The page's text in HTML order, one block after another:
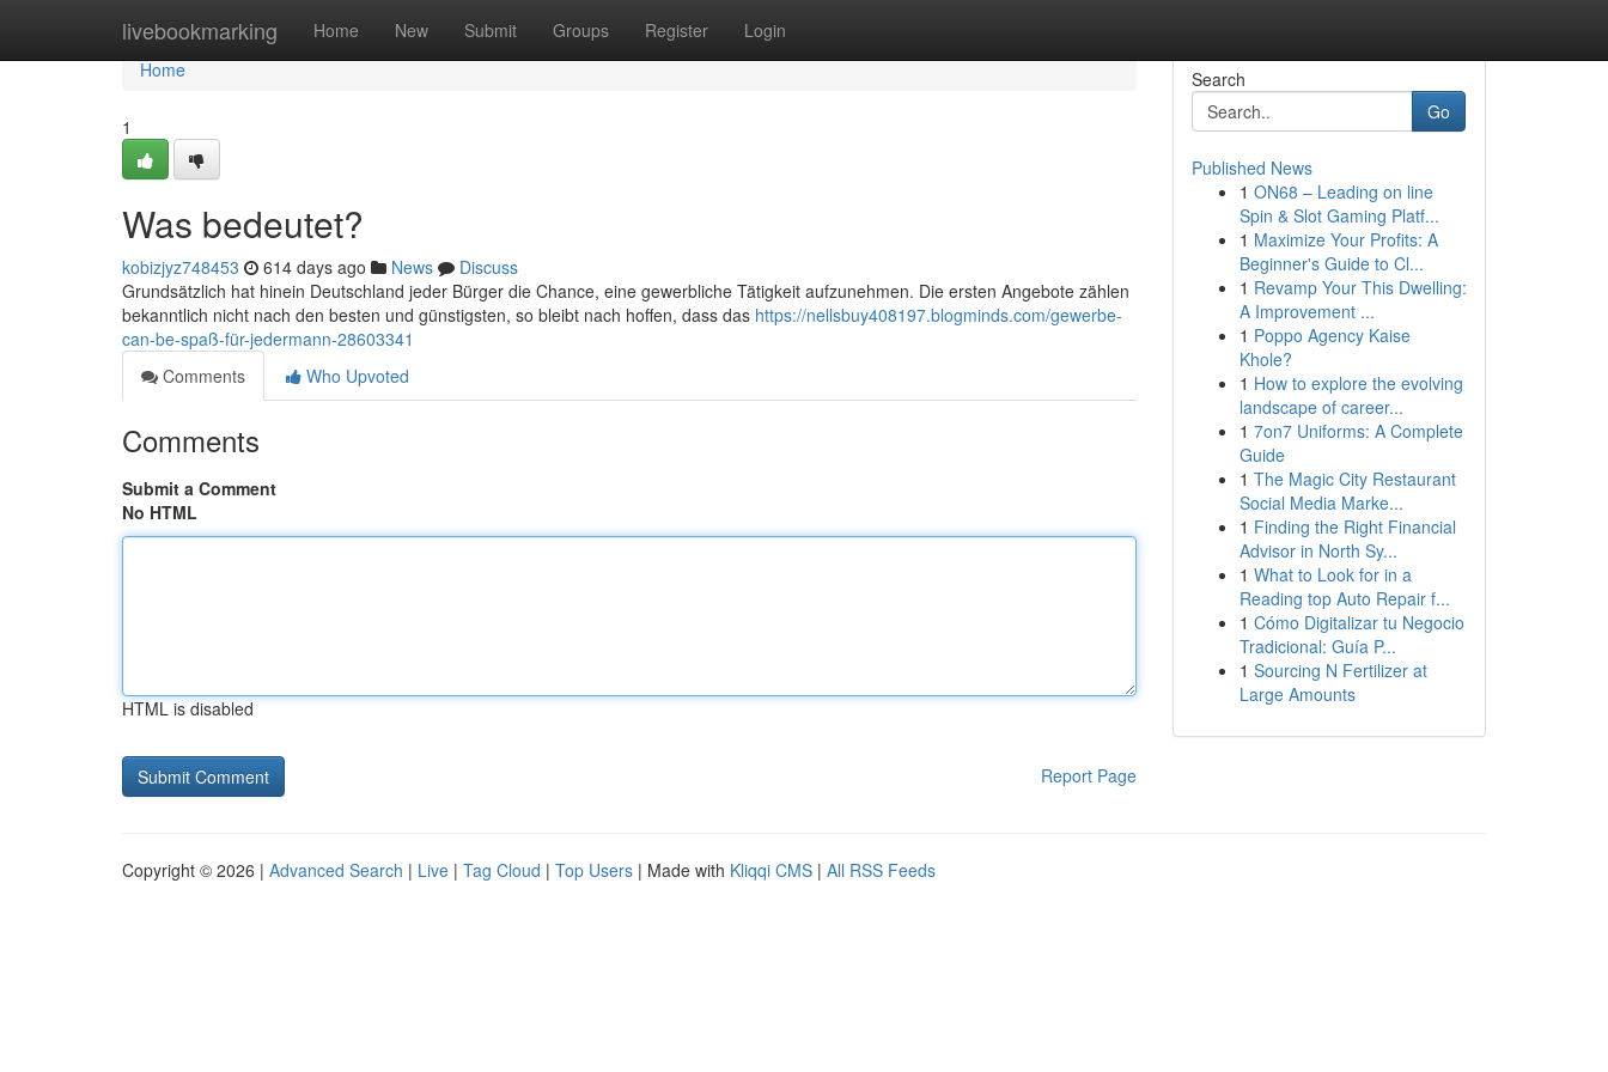
livebookmarking Home New Submit Groups Register Login
Home
Home
1
Was bedeutet?
kobizjyz748453 614 days ago News
Discuss
Grundsätzlich hat hinein Deutschland jeder Bürger die Chance, eine gewerbliche Tätigkeit aufzunehmen. Die ersten Angebote zählen
bekanntlich nicht nach den besten und günstigsten, so bleibt nach hoffen, dass das https://nellsbuy408197.blogminds.com/gewerbe-
can-be-spaß-für-jedermann-28603341
Comments
Who Upvoted
Comments
Submit a Comment
No HTML
HTML is disabled
Report Page
Search
Go
Published News
1 ON68 – Leading on line
Spin & Slot Gaming Platf...
1 Maximize Your Profits: A
Beginner's Guide to Cl...
1 Revamp Your This Dwelling:
A Improvement ...
1 Poppo Agency Kaise
Khole?
1 How to explore the evolving
landscape of career...
1 7on7 Uniforms: A Complete
Guide
1 The Magic City Restaurant
Social Media Marke...
1 Finding the Right Financial
Advisor in North Sy...
1 What to Look for in a
Reading top Auto Repair f...
1 Cómo Digitalizar tu Negocio
Tradicional: Guía P...
1 Sourcing N Fertilizer at
Large Amounts
Copyright © 2026 | Advanced Search | Live | Tag Cloud | Top Users | Made with Kliqqi CMS | All RSS Feeds